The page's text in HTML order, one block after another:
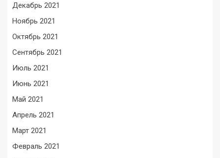
Декабрь 2021
Ноябрь 2021
Октябрь 2021
Сентябрь 2021
Июль 2021
Июнь 2021
Май 2021
Апрель 2021
Март 2021
Февраль 2021